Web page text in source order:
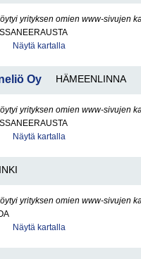
yrityksen omien www-sivujen
Näytä kartalla
Oy HÄMEENLINNA
yrityksen omien www-sivujen
Näytä kartalla
yrityksen omien www-sivujen
Näytä kartalla